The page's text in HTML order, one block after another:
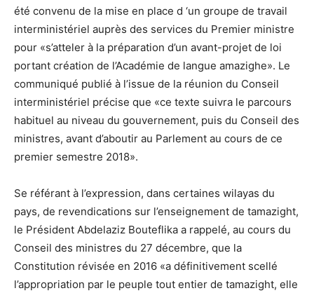
été convenu de la mise en place d ‘un groupe de travail
interministériel auprès des services du Premier ministre
pour «s’atteler à la préparation d’un avant-projet de loi
portant création de l’Académie de langue amazighe». Le
communiqué publié à l’issue de la réunion du Conseil
interministériel précise que «ce texte suivra le parcours
habituel au niveau du gouvernement, puis du Conseil des
ministres, avant d’aboutir au Parlement au cours de ce
premier semestre 2018».
Se référant à l’expression, dans certaines wilayas du
pays, de revendications sur l’enseignement de tamazight,
le Président Abdelaziz Bouteflika a rappelé, au cours du
Conseil des ministres du 27 décembre, que la
Constitution révisée en 2016 «a définitivement scellé
l’appropriation par le peuple tout entier de tamazight, elle